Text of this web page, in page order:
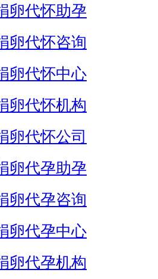
卵代怀助孕
卵代怀咨询
卵代怀中心
卵代怀机构
卵代怀公司
卵代孕助孕
卵代孕咨询
卵代孕中心
卵代孕机构